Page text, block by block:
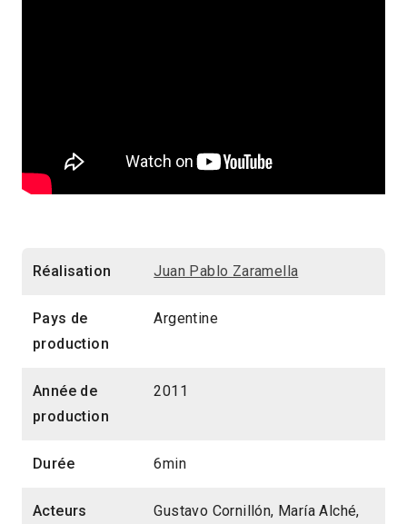
Réalisation Juan Pablo Zaramella
Pays de
production
Argentine
Année de
production
2011
Durée 6min
Acteurs Gustavo Cornillón, María Alché,